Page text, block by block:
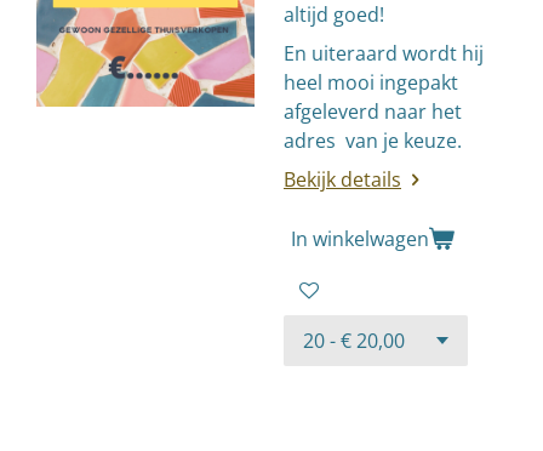
altijd goed!
En uiteraard wordt hij
heel mooi ingepakt
afgeleverd naar het
adres van je keuze.
Bekijk details
In winkelwagen